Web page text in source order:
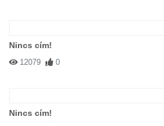
Nincs cím!
12079 0
Nincs cím!